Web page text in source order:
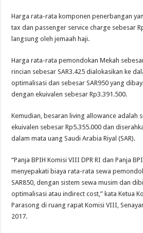
Harga rata-rata komponen penerbangan
tax dan passenger service charge sebesar
langsung oleh jemaah haji.
Harga rata-rata pemondokan Mekah
rincian sebesar SAR3.425 dialokasikan ke
optimalisasi dan sebesar SAR950 yang
dengan ekuivalen sebesar Rp3.391.500.
Kemudian, besaran living allowance adalah
ekuivalen sebesar Rp5.355.000 dan
dalam mata uang Saudi Arabia Riyal (SAR).
“Panja BPIH Komisi VIII DPR RI dan Panja
menyepakati biaya rata-rata sewa
SAR850, dengan sistem sewa musim dan
optimalisasi atau indirect cost,” kata Ketua
Parasong di ruang rapat Komisi VIII,
2017.